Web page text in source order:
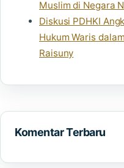
Muslim di Negara
Diskusi PDHKI
Hukum Waris
Raisuny
Komentar Terbaru